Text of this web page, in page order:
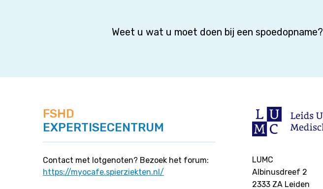
Weet u wat u moet doen bij een spoedopname?
FSHD
EXPERTISECENTRUM
Contact met lotgenoten? Bezoek het forum:
https://myocafe.spierziekten.nl/
LUMC
Albinusdreef 2
2333 ZA Leiden